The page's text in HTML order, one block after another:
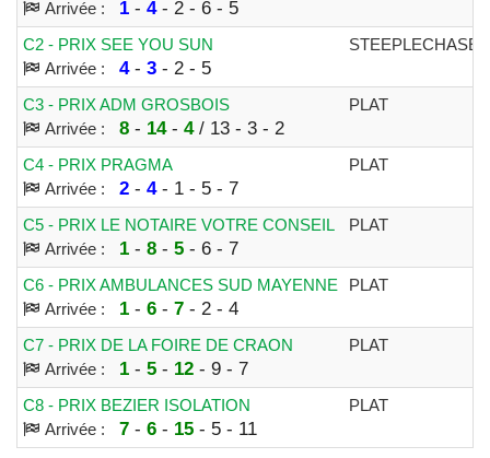
Arrivée :
1 - 4- 2 - 6 - 5
C2 - PRIX SEE YOU SUN
Arrivée :
4- 3- 2 - 5
STEEPLECHASE
C3 - PRIX ADM GROSBOIS
Arrivée :
8- 14- 4/ 13 - 3 - 2
PLAT
C4 - PRIX PRAGMA
Arrivée :
2- 4- 1 - 5 - 7
PLAT
C5 - PRIX LE NOTAIRE VOTRE CONSEIL
Arrivée :
1 - 8- 5- 6 - 7
PLAT
C6 - PRIX AMBULANCES SUD MAYENNE
Arrivée :
1 - 6- 7- 2 - 4
PLAT
C7 - PRIX DE LA FOIRE DE CRAON
Arrivée :
1 - 5- 12- 9 - 7
PLAT
C8 - PRIX BEZIER ISOLATION
Arrivée :
7- 6- 15- 5 - 11
PLAT